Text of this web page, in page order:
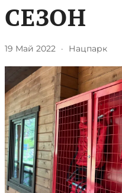
СЕЗОН
19 Май 2022 · Нацпарк